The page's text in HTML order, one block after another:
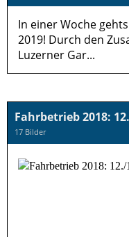
In einer Woche
2019! Durch den
Luzerner Gar...
Fahrbetrieb 2018:
17 Bilder